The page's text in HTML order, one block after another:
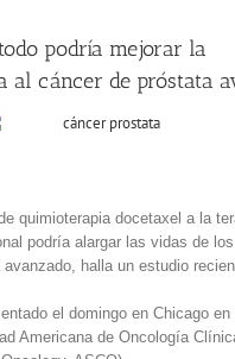
podría mejorar la
al cáncer de próstata
quimioterapia docetaxel a la
podría alargar las vidas de
halla un estudio
el domingo en Chicago en
Americana de Oncología